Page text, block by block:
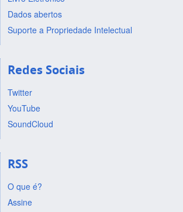
Dados abertos
Suporte a Propriedade Intelectual
Redes Sociais
Twitter
YouTube
SoundCloud
RSS
O que é?
Assine